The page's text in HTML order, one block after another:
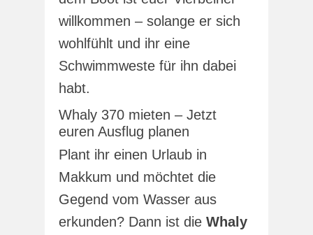
willkommen – solange er sich
wohlfühlt und ihr eine
Schwimmweste für ihn dabei
habt.
Whaly 370 mieten – Jetzt
euren Ausflug planen
Plant ihr einen Urlaub in
Makkum und möchtet die
Gegend vom Wasser aus
erkunden? Dann ist die Whaly